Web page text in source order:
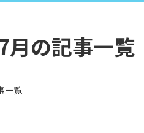
月の記事一覧
一覧